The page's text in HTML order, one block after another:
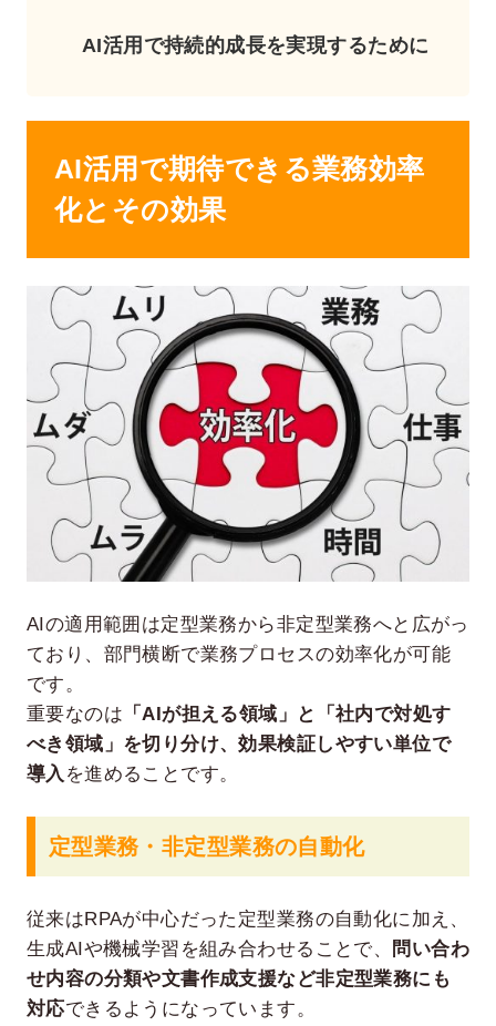
AI活用で持続的成長を実現するために
AI活用で期待できる業務効率
化とその効果
AIの適用範囲は定型業務から非定型業務へと広がっ
ており、部門横断で業務プロセスの効率化が可能
です。
重要なのは 「AIが担える領域」と「社内で対処す
べき領域」を切り分け、効果検証しやすい単位で
導入 を進めることです。
定型業務・非定型業務の自動化
従来はRPAが中心だった定型業務の自動化に加え、
生成AIや機械学習を組み合わせることで、
問い合わ
せ内容の分類や文書作成支援など非定型業務にも
対応できるようになっています。